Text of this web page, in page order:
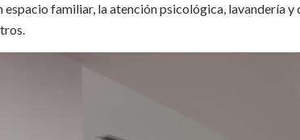
familiar, la atención psicológica, lavandería y